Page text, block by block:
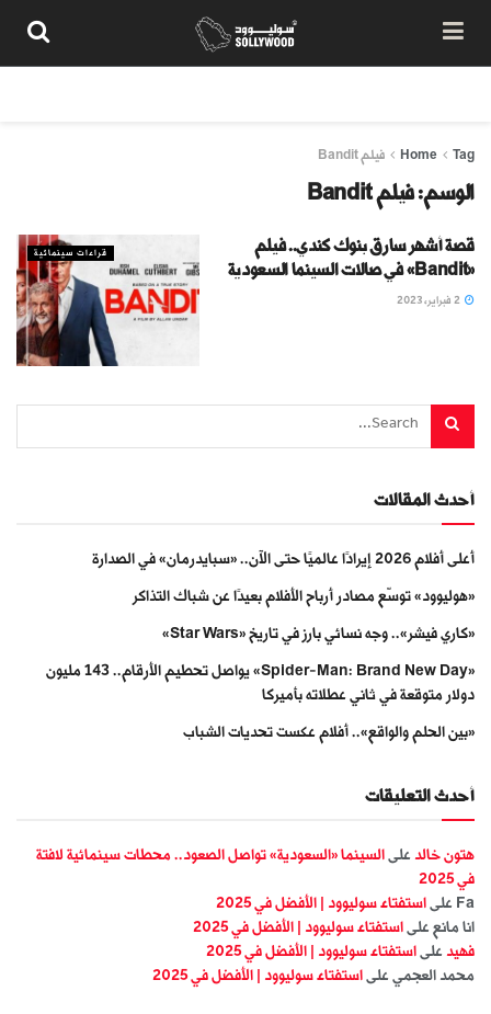
Home Tag فيلم Bandit
الوسم:فيلم Bandit
قراءات سينمائية
قصة أشهر سارق بنوك كندي.. فيلم
«Bandit» في صالات السينما السعودية
أحدث المقالات
أعلى أفلام 2026 إيرادًا عالميًا حتى الآن.. «سبايدرمان» في الصدارة
«هوليوود» توسّع مصادر أرباح الأفلام بعيدًا عن شباك التذاكر
«كاري فيشر».. وجه نسائي بارز في تاريخ «Star Wars»
«Spider-Man: Brand New Day» يواصل تحطيم الأرقام.. 143 مليون
دولار متوقعة في ثاني عطلاته بأميركا
«بين الحلم والواقع».. أفلام عكست تحديات الشباب
أحدث التعليقات
هتون خالد على السينما «السعودية» تواصل الصعود.. محطات سينمائية لافتة
في 2025
Fa على استفتاء سوليوود | الأفضل في 2025
انا مانع على استفتاء سوليوود | الأفضل في 2025
فهيد على استفتاء سوليوود | الأفضل في 2025
محمد العجمي على استفتاء سوليوود | الأفضل في 2025